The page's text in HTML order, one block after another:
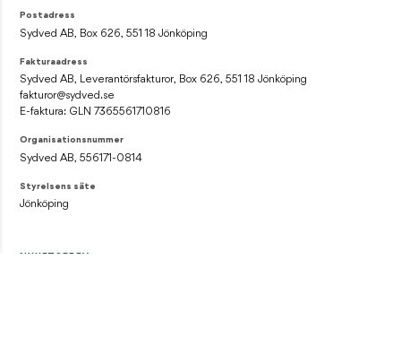
Postadress
Sydved AB, Box 626, 551 18 Jönköping
Fakturaadress
Sydved AB, Leverantörsfakturor, Box 626, 551 18 Jönköping
fakturor@sydved.se
E-faktura: GLN 7365561710816
Organisationsnummer
Sydved AB, 556171-0814
Styrelsens säte
Jönköping